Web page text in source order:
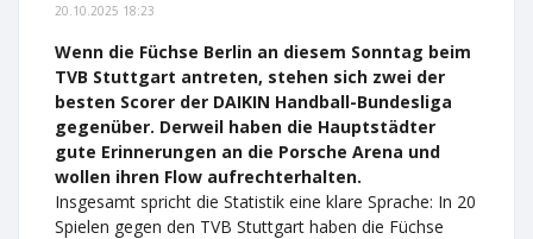
20.10.2025 18:23
Wenn die Füchse Berlin an diesem Sonntag beim
TVB Stuttgart antreten, stehen sich zwei der
besten Scorer der DAIKIN Handball-Bundesliga
gegenüber. Derweil haben die Hauptstädter
gute Erinnerungen an die Porsche Arena und
wollen ihren Flow aufrechterhalten.
Insgesamt spricht die Statistik eine klare Sprache: In 20
Spielen gegen den TVB Stuttgart haben die Füchse